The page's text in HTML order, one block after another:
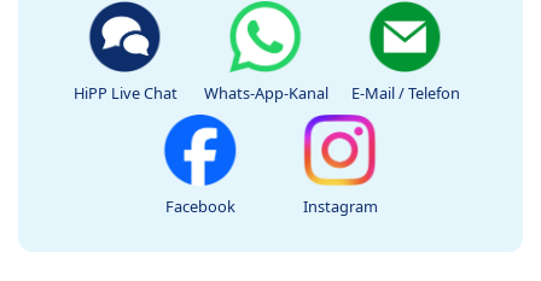
HiPP Live Chat Whats-App-Kanal E-Mail / Telefon
Facebook Instagram